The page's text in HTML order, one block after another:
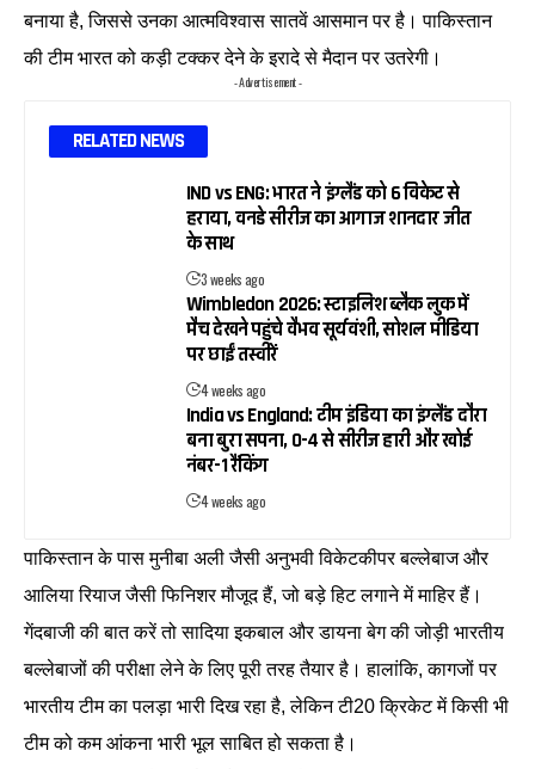
बनाया है, जिससे उनका आत्मविश्वास सातवें आसमान पर है। पाकिस्तान
की टीम भारत को कड़ी टक्कर देने के इरादे से मैदान पर उतरेगी।
- Advertisement -
RELATED NEWS
IND vs ENG: भारत ने इंग्लैंड को 6 विकेट से
हराया, वनडे सीरीज का आगाज शानदार जीत
के साथ
3 weeks ago
Wimbledon 2026: स्टाइलिश ब्लैक लुक में
मैच देखने पहुंचे वैभव सूर्यवंशी, सोशल मीडिया
पर छाईं तस्वीरें
4 weeks ago
India vs England: टीम इंडिया का इंग्लैंड दौरा
बना बुरा सपना, 0-4 से सीरीज हारी और खोई
नंबर-1 रैंकिंग
4 weeks ago
पाकिस्तान के पास मुनीबा अली जैसी अनुभवी विकेटकीपर बल्लेबाज और
आलिया रियाज जैसी फिनिशर मौजूद हैं, जो बड़े हिट लगाने में माहिर हैं।
गेंदबाजी की बात करें तो सादिया इकबाल और डायना बेग की जोड़ी भारतीय
बल्लेबाजों की परीक्षा लेने के लिए पूरी तरह तैयार है। हालांकि, कागजों पर
भारतीय टीम का पलड़ा भारी दिख रहा है, लेकिन टी20 क्रिकेट में किसी भी
टीम को कम आंकना भारी भूल साबित हो सकता है।